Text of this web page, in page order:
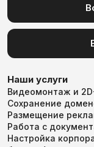
Наши услуги
Видеомонтаж и
Сохранение
Размещение
Работа с
Настройка